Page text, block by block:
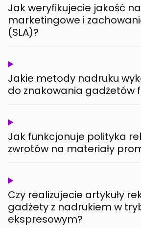
Jak weryfikujecie jakość
marketingowe i
(SLA)?
Jakie metody nadruku
do znakowania gadżetów
Jak funkcjonuje polityka
zwrotów na materiały
Czy realizujecie artykuły
gadżety z nadrukiem w
ekspresowym?